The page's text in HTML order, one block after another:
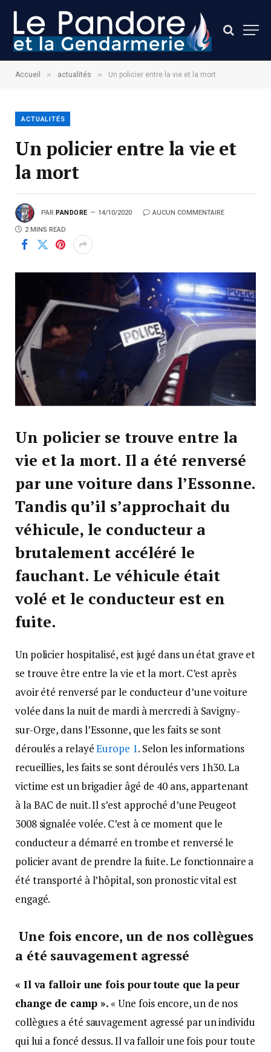
Accueil » actualités » Un policier entre la vie et la mort
ACTUALITÉS
Un policier entre la vie et
la mort
PAR PANDORE 14/10/2020 AUCUN COMMENTAIRE
2 MINS READ
Un policier se trouve entre la
vie et la mort. Il a été renversé
par une voiture dans l’Essonne.
Tandis qu’il s’approchait du
véhicule, le conducteur a
brutalement accéléré le
fauchant. Le véhicule était
volé et le conducteur est en
fuite.
Un policier hospitalisé, est jugé dans un état grave et
se trouve être entre la vie et la mort. C’est après
avoir été renversé par le conducteur d’une voiture
volée dans la nuit de mardi à mercredi à Savigny-
sur-Orge, dans l’Essonne, que les faits se sont
déroulés a relayéEurope 1. Selon les informations
recueillies, les faits se sont déroulés vers 1h30. La
victime est un brigadier âgé de 40 ans, appartenant
à la BAC de nuit. Il s’est approché d’une Peugeot
3008 signalée volée. C’est à ce moment que le
conducteur a démarré en trombe et renversé le
policier avant de prendre la fuite. Le fonctionnaire a
été transporté à l’hôpital, son pronostic vital est
engagé.
Une fois encore, un de nos collègues
a été sauvagement agressé
« Il va falloir une fois pour toute que la peur
change de camp ».« Une fois encore, un de nos
collègues a été sauvagement agressé par un individu
qui lui a foncé dessus. Il va falloir une fois pour toute